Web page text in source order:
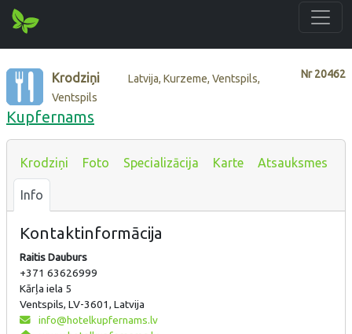
Nr20462
Krodziņi
Latvija, Kurzeme, Ventspils,
Ventspils
Kupfernams
Krodziņi Foto Specializācija Karte Atsauksmes
Info
Kontaktinformācija
Raitis Dauburs
+371 63626999
Kārļa iela 5
Ventspils, LV-3601, Latvija
info@hotelkupfernams.lv